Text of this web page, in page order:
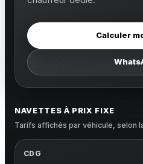
Calculer
NAVETTES À PRIX FIXE
Tarifs affichés par véhicule, selon
CDG